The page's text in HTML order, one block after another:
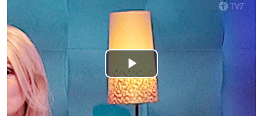
Spela
upp